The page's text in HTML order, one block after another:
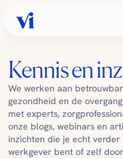
Kennis en
We werken aan
gezondheid en de
met experts,
onze blogs, webinars en
inzichten die je echt verder
werkgever bent of zelf